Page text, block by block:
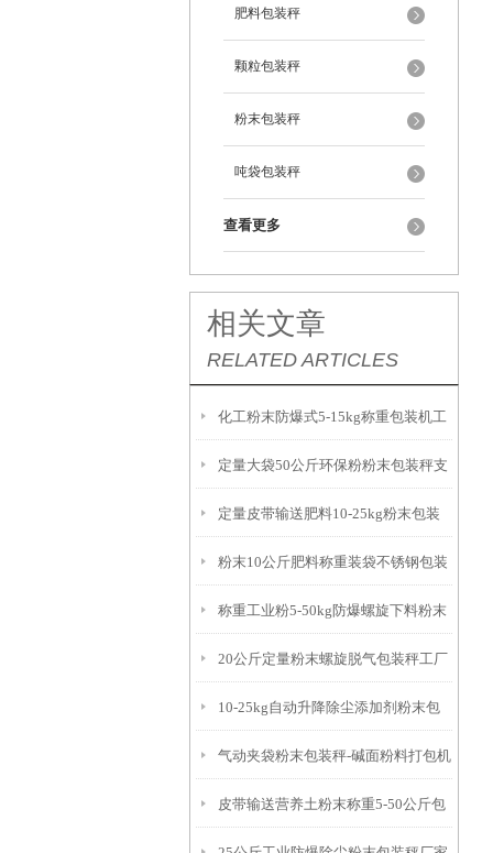
肥料包装秤
颗粒包装秤
粉末包装秤
吨袋包装秤
查看更多
相关文章
RELATED ARTICLES
化工粉末防爆式5-15kg称重包装机工
厂生产
定量大袋50公斤环保粉粉末包装秤支
持定制
定量皮带输送肥料10-25kg粉末包装
秤产品简介
粉末10公斤肥料称重装袋不锈钢包装
秤产品介绍
称重工业粉5-50kg防爆螺旋下料粉末
包装秤
20公斤定量粉末螺旋脱气包装秤工厂
生产
10-25kg自动升降除尘添加剂粉末包
装秤参数
气动夹袋粉末包装秤-碱面粉料打包机
厂家
皮带输送营养土粉末称重5-50公斤包